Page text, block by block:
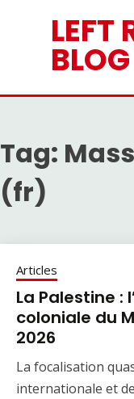
LEFT
BLOG
Tag:
(fr)
Articles
La Palestine :
coloniale du
2026
La focalisation
internationale et